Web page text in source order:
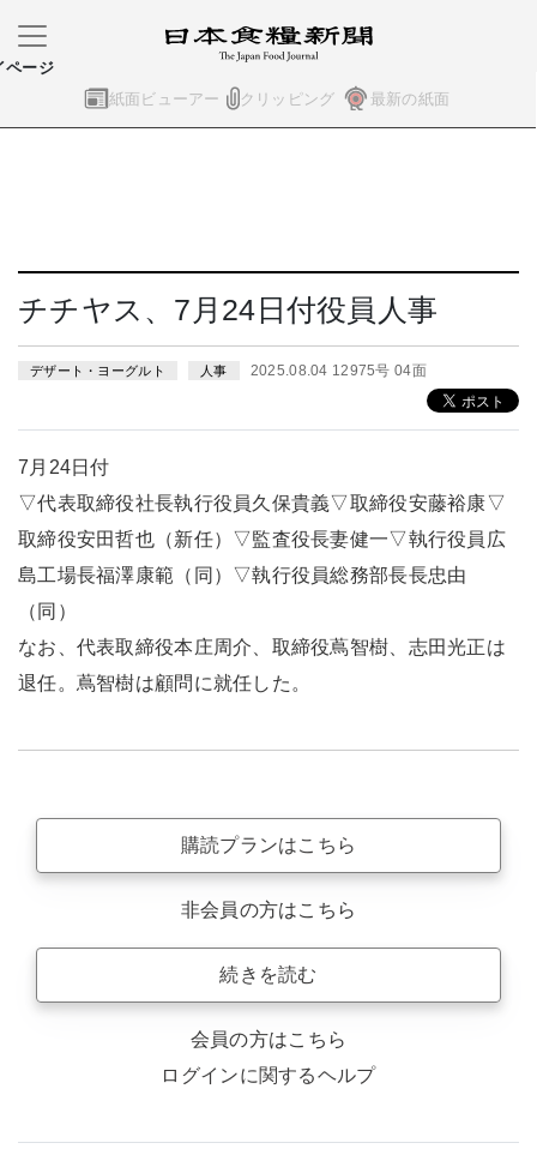
紙面ビューアー クリッピング 最新の紙面
ページ
チチヤス、7月24日付役員人事
デザート・ヨーグルト 人事 2025.08.04 12975号 04面
7月24日付
▽代表取締役社長執行役員久保貴義▽取締役安藤裕康▽
取締役安田哲也（新任）▽監査役長妻健一▽執行役員広
島工場長福澤康範（同）▽執行役員総務部長長忠由
（同）
なお、代表取締役本庄周介、取締役蔦智樹、志田光正は
退任。蔦智樹は顧問に就任した。
購読プランはこちら
非会員の方はこちら
続きを読む
会員の方はこちら
ログインに関するヘルプ